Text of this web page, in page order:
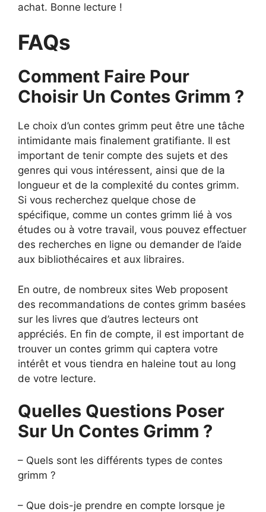
achat. Bonne lecture !
FAQs
Comment Faire Pour
Choisir Un Contes Grimm ?
Le choix d’un contes grimm peut être une tâche
intimidante mais finalement gratifiante. Il est
important de tenir compte des sujets et des
genres qui vous intéressent, ainsi que de la
longueur et de la complexité du contes grimm.
Si vous recherchez quelque chose de
spécifique, comme un contes grimm lié à vos
études ou à votre travail, vous pouvez effectuer
des recherches en ligne ou demander de l’aide
aux bibliothécaires et aux libraires.
En outre, de nombreux sites Web proposent
des recommandations de contes grimm basées
sur les livres que d’autres lecteurs ont
appréciés. En fin de compte, il est important de
trouver un contes grimm qui captera votre
intérêt et vous tiendra en haleine tout au long
de votre lecture.
Quelles Questions Poser
Sur Un Contes Grimm ?
– Quels sont les différents types de contes
grimm ?
– Que dois-je prendre en compte lorsque je